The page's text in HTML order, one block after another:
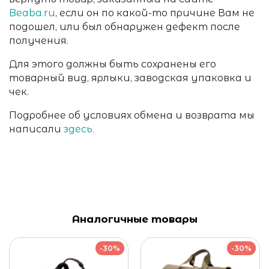
Beaba.ru, если он по какой-то причине Вам не
подошел, или был обнаружен дефект после
получения.
Для этого должны быть сохранены его
товарный вид, ярлыки, заводская упаковка и
чек.
Подробнее об условиях обмена и возврата мы
написали здесь.
Аналогичные товары
-30% -30%